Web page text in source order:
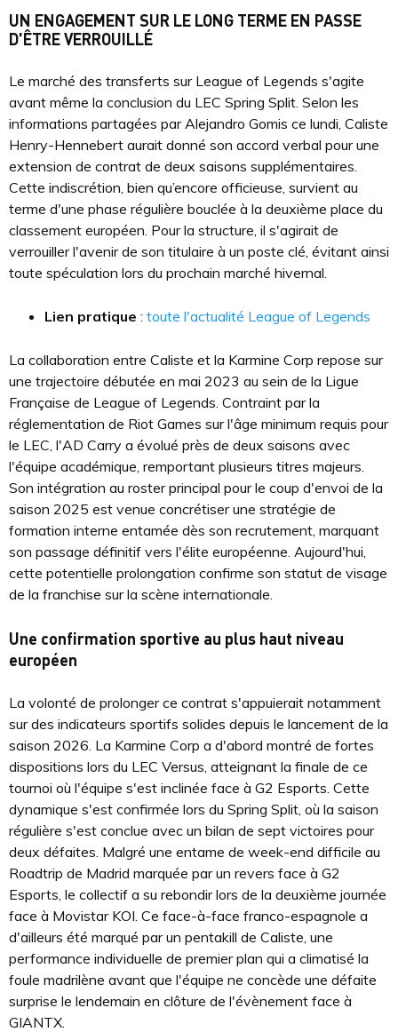
UN ENGAGEMENT SUR LE LONG TERME EN PASSE
D'ÊTRE VERROUILLÉ
Le marché des transferts sur League of Legends s'agite
avant même la conclusion du LEC Spring Split. Selon les
informations partagées par Alejandro Gomis ce lundi, Caliste
Henry-Hennebert aurait donné son accord verbal pour une
extension de contrat de deux saisons supplémentaires.
Cette indiscrétion, bien qu’encore officieuse, survient au
terme d'une phase régulière bouclée à la deuxième place du
classement européen. Pour la structure, il s'agirait de
verrouiller l'avenir de son titulaire à un poste clé, évitant ainsi
toute spéculation lors du prochain marché hivernal.
Lien pratique : toute l'actualité League of Legends
La collaboration entre Caliste et la Karmine Corp repose sur
une trajectoire débutée en mai 2023 au sein de la Ligue
Française de League of Legends. Contraint par la
réglementation de Riot Games sur l'âge minimum requis pour
le LEC, l'AD Carry a évolué près de deux saisons avec
l'équipe académique, remportant plusieurs titres majeurs.
Son intégration au roster principal pour le coup d'envoi de la
saison 2025 est venue concrétiser une stratégie de
formation interne entamée dès son recrutement, marquant
son passage définitif vers l'élite européenne. Aujourd'hui,
cette potentielle prolongation confirme son statut de visage
de la franchise sur la scène internationale.
Une confirmation sportive au plus haut niveau
européen
La volonté de prolonger ce contrat s'appuierait notamment
sur des indicateurs sportifs solides depuis le lancement de la
saison 2026. La Karmine Corp a d'abord montré de fortes
dispositions lors du LEC Versus, atteignant la finale de ce
tournoi où l'équipe s'est inclinée face à G2 Esports. Cette
dynamique s'est confirmée lors du Spring Split, où la saison
régulière s'est conclue avec un bilan de sept victoires pour
deux défaites. Malgré une entame de week-end difficile au
Roadtrip de Madrid marquée par un revers face à G2
Esports, le collectif a su rebondir lors de la deuxième journée
face à Movistar KOI. Ce face-à-face franco-espagnole a
d'ailleurs été marqué par un pentakill de Caliste, une
performance individuelle de premier plan qui a climatisé la
foule madrilène avant que l'équipe ne concède une défaite
surprise le lendemain en clôture de l'évènement face à
GIANTX.